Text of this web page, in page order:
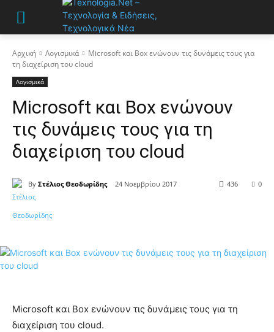
Αρχική Λογισμικά
Microsoft και Box ενώνουν τις δυνάμεις τους για
τη διαχείριση του cloud
Λογισμικά
Microsoft και Box ενώνουν
τις δυνάμεις τους για τη
διαχείριση του cloud
By Στέλιος Θεοδωρίδης 24 Νοεμβρίου 2017 0
436
Microsoft και Box ενώνουν τις δυνάμεις τους για τη
διαχείριση του cloud.